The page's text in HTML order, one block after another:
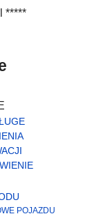
*****
POJAZDU